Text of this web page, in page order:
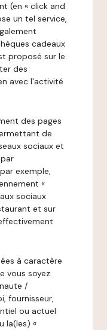
(en « click and
un tel service,
cadeaux
proposé sur le
des
avec l'activité
des pages
de
sociaux et
exemple,
«
sociaux
et sur
à caractère
vous soyez
/
fournisseur,
ou actuel
la(les) «